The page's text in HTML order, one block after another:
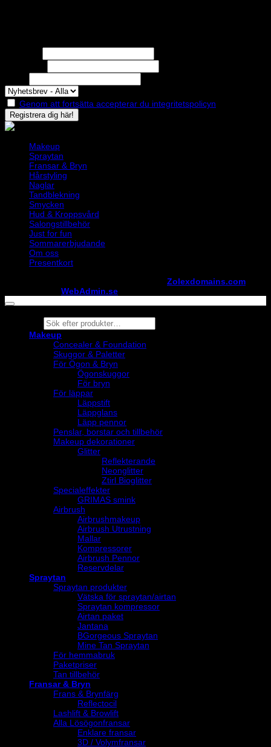
Genom att fortsätta accepterar du integritetspolicyn
Makeup
Spraytan
Fransar & Bryn
Hårstyling
Naglar
Tandblekning
Smycken
Hud & Kroppsvård
Salongstillbehör
Just for fun
Sommarerbjudande
Om oss
Presentkort
Zolexdomains.com
WebAdmin.se
Products
search
Makeup
Concealer & Foundation
Skuggor & Paletter
För Ögon & Bryn
Ögonskuggor
För bryn
För läppar
Läppstift
Läppglans
Läpp pennor
Penslar, borstar och tillbehör
Makeup dekorationer
Glitter
Reflekterande
Neonglitter
Ztirl Bioglitter
Specialeffekter
GRIMAS smink
Airbrush
Airbrushmakeup
Airbrush Utrustning
Mallar
Kompressorer
Airbrush Pennor
Reservdelar
Spraytan
Spraytan produkter
Vätska för spraytan/airtan
Spraytan kompressor
Airtan paket
Jantana
BGorgeous Spraytan
Mine Tan Spraytan
För hemmabruk
Paketpriser
Tan tillbehör
Fransar & Bryn
Frans & Brynfärg
Reflectocil
Lashlift & Browlift
Alla Lösögonfransar
Enklare fransar
3D / Volymfransar